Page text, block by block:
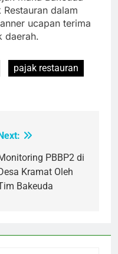
dalam
ucapan terima
daerah.
pajak restauran
PBBP2 di
Kramat Oleh
Bakeuda